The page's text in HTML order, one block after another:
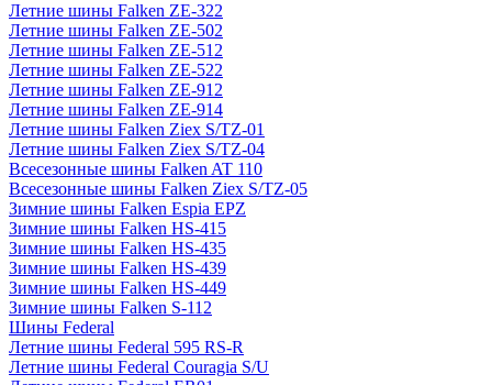
Летние шины Falken ZE-322
Летние шины Falken ZE-502
Летние шины Falken ZE-512
Летние шины Falken ZE-522
Летние шины Falken ZE-912
Летние шины Falken ZE-914
Летние шины Falken Ziex S/TZ-01
Летние шины Falken Ziex S/TZ-04
Всесезонные шины Falken AT 110
Всесезонные шины Falken Ziex S/TZ-05
Зимние шины Falken Espia EPZ
Зимние шины Falken HS-415
Зимние шины Falken HS-435
Зимние шины Falken HS-439
Зимние шины Falken HS-449
Зимние шины Falken S-112
Шины Federal
Летние шины Federal 595 RS-R
Летние шины Federal Couragia S/U